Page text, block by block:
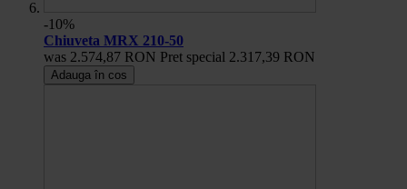
-10%
Chiuveta MRX 210-50
was 2.574,87 RON Pret special 2.317,39 RON
Adauga în cos